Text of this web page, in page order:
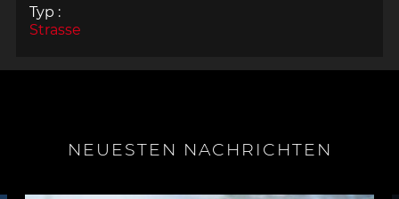
Typ :
Strasse
NEUESTEN NACHRICHTEN